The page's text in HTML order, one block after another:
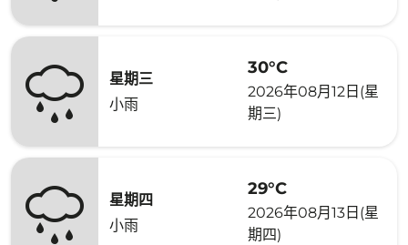
星期三
小雨
30°C
2026年08月12日(星
期三)
星期四
小雨
29°C
2026年08月13日(星
期四)